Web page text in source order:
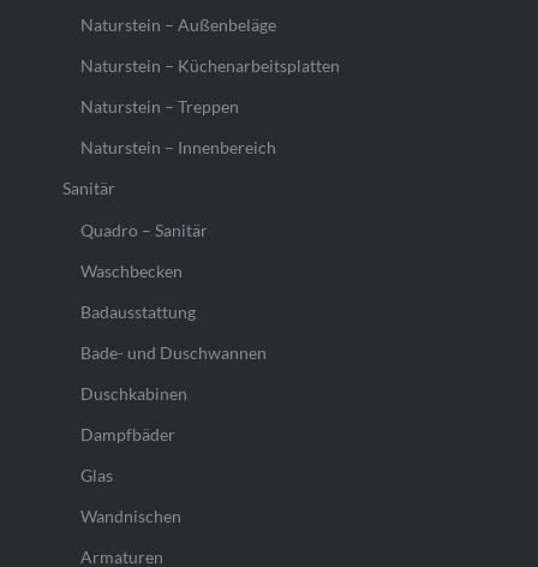
Naturstein – Außenbeläge
Naturstein – Küchenarbeitsplatten
Naturstein – Treppen
Naturstein – Innenbereich
Sanitär
Quadro – Sanitär
Waschbecken
Badausstattung
Bade- und Duschwannen
Duschkabinen
Dampfbäder
Glas
Wandnischen
Armaturen